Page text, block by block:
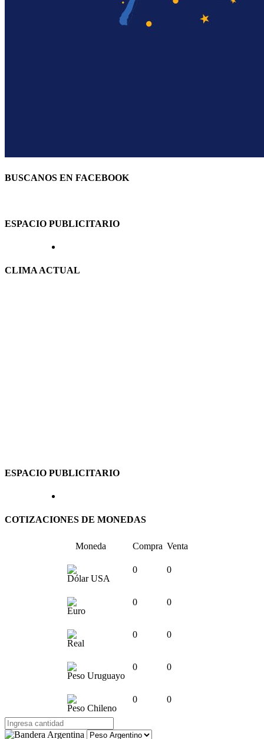
BUSCANOS EN FACEBOOK
ESPACIO PUBLICITARIO
CLIMA ACTUAL
ESPACIO PUBLICITARIO
COTIZACIONES DE MONEDAS
Moneda Compra Venta
Dólar USA
0 0
Euro
0 0
Real
0 0
Peso Uruguayo
0 0
Peso Chileno
0 0